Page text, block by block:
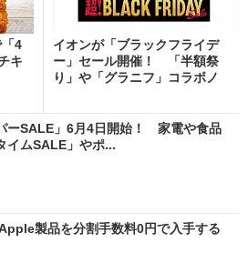
4
キ
イオンが「ブラックフライデ
ー」セール開催！ 「半額祭
り」や「グラニフ」コラボノ
ーSALE」6月4日開始！ 家電や食品
イムSALE」やポ...
製品を分割手数料0円で入手する